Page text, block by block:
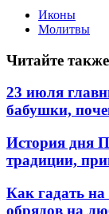
Иконы
Молитвы
Читайте также
23 июля
бабушки,
История дня
традиции,
Как гадать
обрядов на